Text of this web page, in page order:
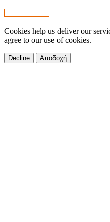
Cookies help us deliver our
agree to our use of cookies.
Decline Αποδοχή